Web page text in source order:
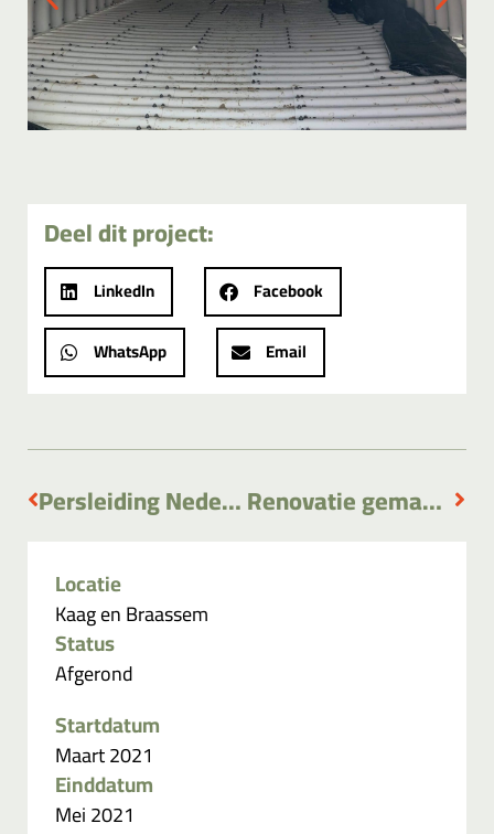
Deel dit project:
LinkedIn
Facebook
WhatsApp
Email
Persleiding Nederhorst den Berg Renovatie gemaal ’t Westambacht
Locatie
Kaag en Braassem
Status
Afgerond
Startdatum
Maart 2021
Einddatum
Mei 2021